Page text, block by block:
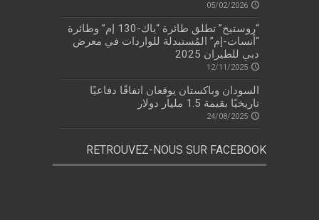
05/02/2026
“روستيخ” تطلق طائرة “ياك-130 إم” وطائرة
“أنسات-إم” المُستبدلة للواردات في معرض
دبي للطيران 2025
12/11/2025
السودان وباكستان يوقعان اتفاقًا دفاعيًا
تاريخيًا بقيمة 1.5 مليار دولار
24/08/2025
RETROUVEZ-NOUS SUR FACEBOOK